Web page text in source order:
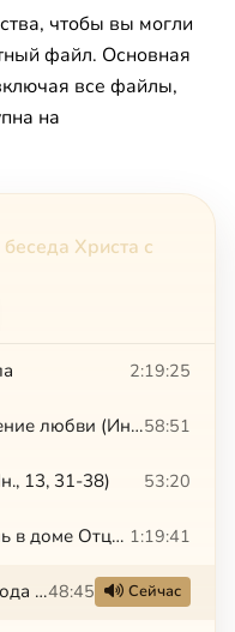
чтобы вы могли
файл. Основная
все файлы,
на
Христа с
2:19:25
Пасхальный седер и служение любви (Ин.13 1-30)58:51
13, 31-38) 53:20
«Я и Отец одно» и «обитель в доме Отца» (Ин., 14, 1-11) 1:19:41
Вера, воля и падшая природа человека (Ин. 13-14)48:45 Сейчас